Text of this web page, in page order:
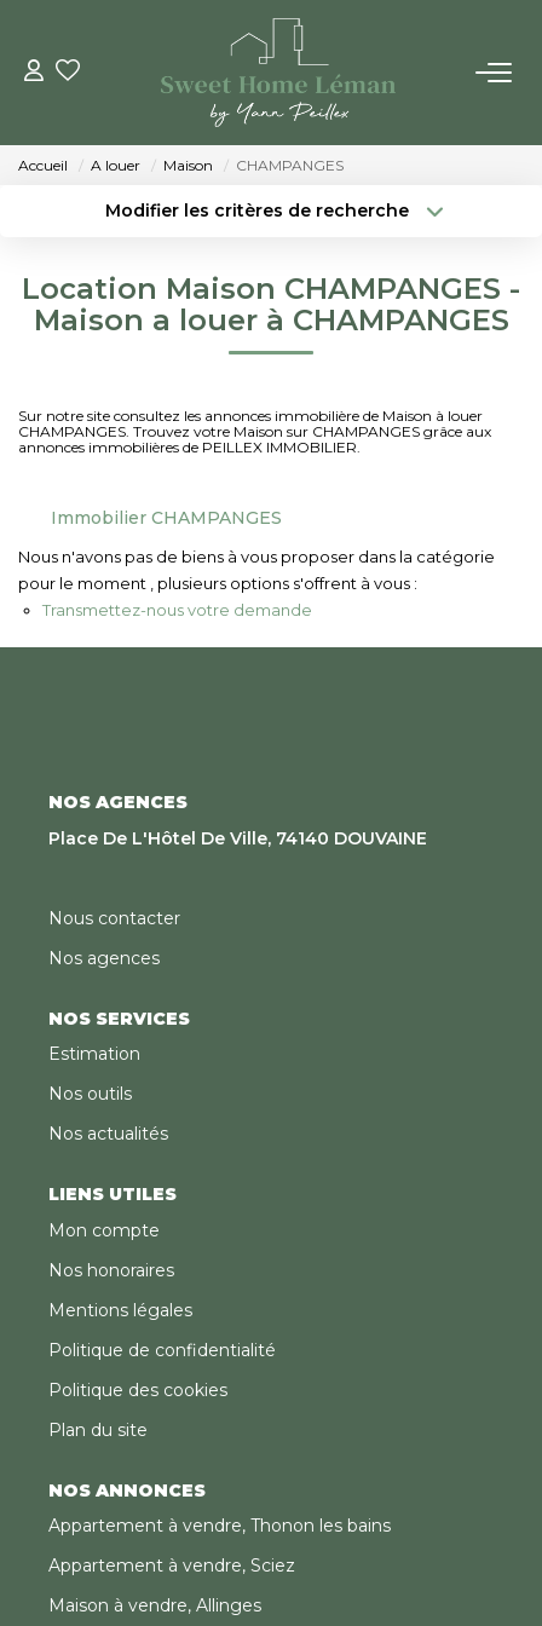
ACHETER
VENDRE
LES AGENCES
Notre Équipe
Nous Rejoindre
Accueil A louer Maison CHAMPANGES
Modifier les critères de recherche
Surface min Budget max
Location Maison CHAMPANGES -
Maison a louer à CHAMPANGES
Sur notre site consultez les annonces immobilière de Maison à louer
CHAMPANGES. Trouvez votre Maison sur CHAMPANGES grâce aux
annonces immobilières de PEILLEX IMMOBILIER.
Immobilier CHAMPANGES
Nous n'avons pas de biens à vous proposer dans la catégorie
pour le moment , plusieurs options s'offrent à vous :
Transmettez-nous votre demande
NOS AGENCES
Place De L'Hôtel De Ville, 74140 DOUVAINE
Nous contacter
Nos agences
NOS SERVICES
Estimation
Nos outils
Nos actualités
LIENS UTILES
Mon compte
Nos honoraires
Mentions légales
Politique de confidentialité
Politique des cookies
Plan du site
NOS ANNONCES
Appartement à vendre, Thonon les bains
Appartement à vendre, Sciez
Maison à vendre, Allinges